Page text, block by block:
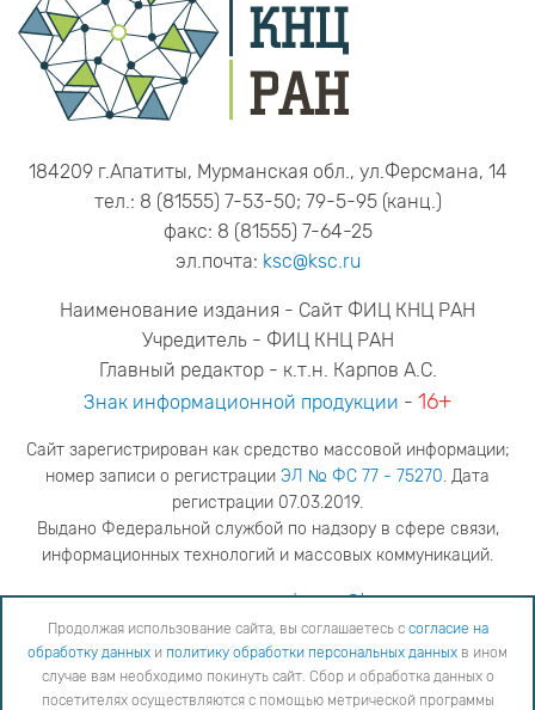
184209 г.Апатиты, Мурманская обл., ул.Ферсмана, 14
тел.: 8 (81555) 7-53-50; 79-5-95 (канц.)
факс: 8 (81555) 7-64-25
эл.почта: ksc@ksc.ru
Наименование издания - Сайт ФИЦ КНЦ РАН
Учредитель - ФИЦ КНЦ РАН
Главный редактор - к.т.н. Карпов А.С.
Знак информационной продукции - 16+
Сайт зарегистрирован как средство массовой информации;
номер записи о регистрации ЭЛ № ФС 77 - 75270. Дата
регистрации 07.03.2019.
Выдано Федеральной службой по надзору в сфере связи,
информационных технологий и массовых коммуникаций.
адрес редакцииya.stogova@ksc.ru
телефон редакции81555-79-516
Продолжая использование сайта, вы соглашаетесь с согласие на обработку данных
обработки персональных данных
в ином случае вам необходимо покинуть сайт. Сбор и обработка
данных о посетителях осуществляются с помощью метрической программы "Яндекс Метрика".
Продолжая использование сайта, вы соглашаетесь с согласие на
обработку данных и политику обработки персональных данных в ином
случае вам необходимо покинуть сайт. Сбор и обработка данных о
посетителях осуществляются с помощью метрической программы